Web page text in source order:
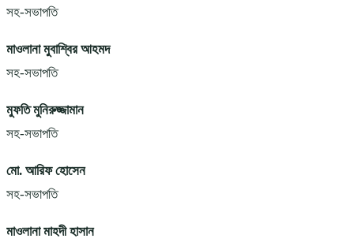
সহ-সভাপতি
মাওলানা মুবাশ্বির আহমদ
সহ-সভাপতি
মুফতি মুনিরুজ্জামান
সহ-সভাপতি
মো. আরিফ হোসেন
সহ-সভাপতি
মাওলানা মাহদী হাসান